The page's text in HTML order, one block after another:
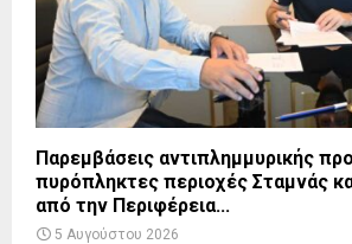
Παρεμβάσεις αντιπλημμυρικής
πυρόπληκτες περιοχές Σταμνάς
από την Περιφέρεια...
5 Αυγούστου 2026